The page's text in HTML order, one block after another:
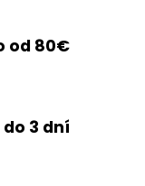
od 80€
3 dní